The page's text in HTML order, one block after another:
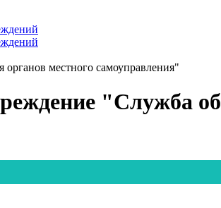
местного самоуправления"
"Служба